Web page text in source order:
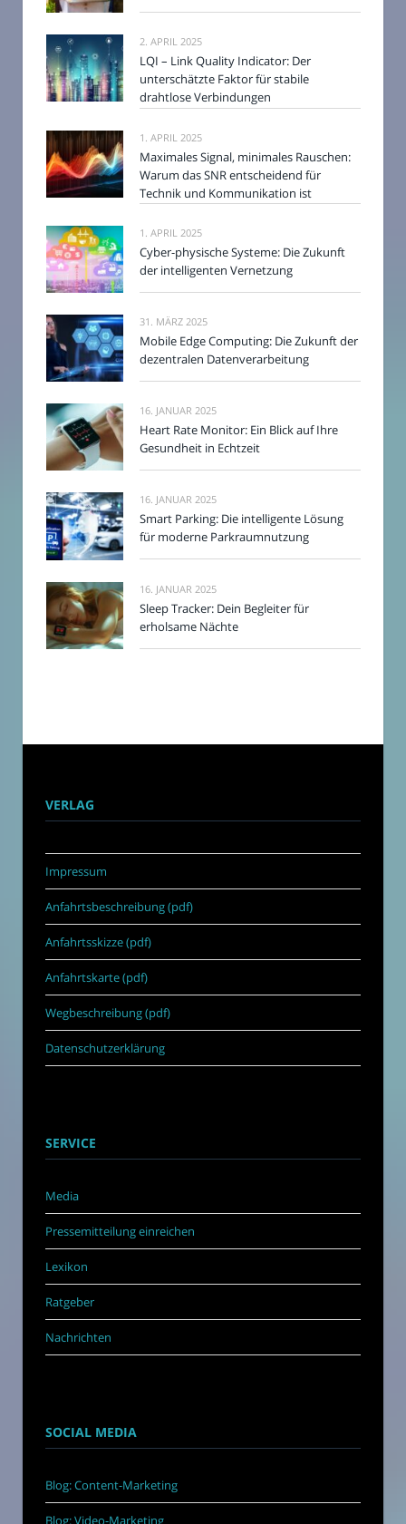
2. APRIL 2025
LQI – Link Quality Indicator: Der
unterschätzte Faktor für stabile
drahtlose Verbindungen
1. APRIL 2025
Maximales Signal, minimales Rauschen:
Warum das SNR entscheidend für
Technik und Kommunikation ist
1. APRIL 2025
Cyber-physische Systeme: Die Zukunft
der intelligenten Vernetzung
31. MÄRZ 2025
Mobile Edge Computing: Die Zukunft der
dezentralen Datenverarbeitung
16. JANUAR 2025
Heart Rate Monitor: Ein Blick auf Ihre
Gesundheit in Echtzeit
16. JANUAR 2025
Smart Parking: Die intelligente Lösung
für moderne Parkraumnutzung
16. JANUAR 2025
Sleep Tracker: Dein Begleiter für
erholsame Nächte
VERLAG
Impressum
Anfahrtsbeschreibung (pdf)
Anfahrtsskizze (pdf)
Anfahrtskarte (pdf)
Wegbeschreibung (pdf)
Datenschutzerklärung
SERVICE
Media
Pressemitteilung einreichen
Lexikon
Ratgeber
Nachrichten
SOCIAL MEDIA
Blog: Content-Marketing
Blog: Video-Marketing